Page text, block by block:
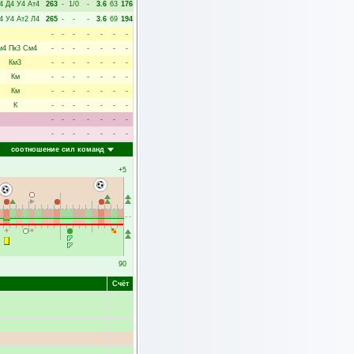
Д4 У4 Ат4 263 - 1/0 - 3.6 63 176
У4 Ат2 Л4 265 - - - 3.6 69 194
-
- - - - -
-
Пк3 См4 - - - - - -
-
Км3
- - - - - -
-
Км
- - - - - -
-
Км
- - - - - -
-
К
- - - - - -
-
-
- - - - -
-
-
- - - - -
-
соотношение сил команд
+5
90
Счёт